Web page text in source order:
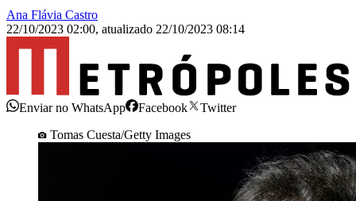
Ana Flávia Castro
22/10/2023 02:00, atualizado 22/10/2023 08:14
Enviar no WhatsApp Facebook
Twitter
Tomas Cuesta/Getty Images